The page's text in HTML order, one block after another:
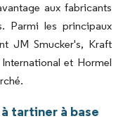
aux fabricants
Parmi les principaux
JM Smucker's, Kraft
et Hormel
tartiner à base